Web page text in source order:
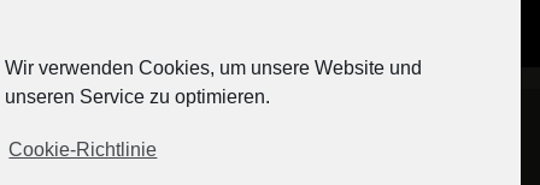
[contact-form-7 404 "Nicht gefunden"]
Wir verwenden Cookies, um unsere Website und
unseren Service zu optimieren.
Cookie-Richtlinie